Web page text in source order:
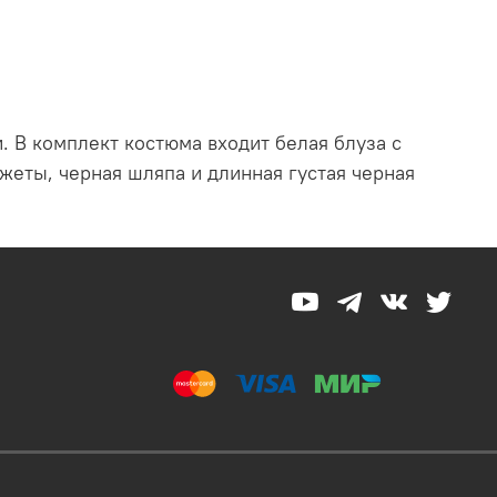
В комплект костюма входит белая блуза с
черная шляпа и длинная густая черная